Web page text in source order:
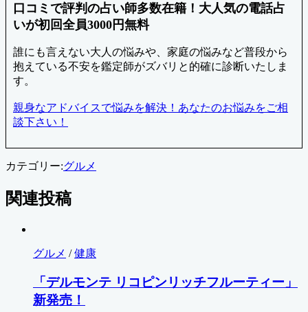
口コミで評判の占い師多数在籍！大人気の電話占
いが初回全員3000円無料
誰にも言えない大人の悩みや、家庭の悩みなど普段から
抱えている不安を鑑定師がズバリと的確に診断いたしま
す。
親身なアドバイスで悩みを解決！あなたのお悩みをご相
談下さい！
カテゴリー:グルメ
関連投稿
グルメ /健康
「デルモンテ リコピンリッチフルーティー」
新発売！